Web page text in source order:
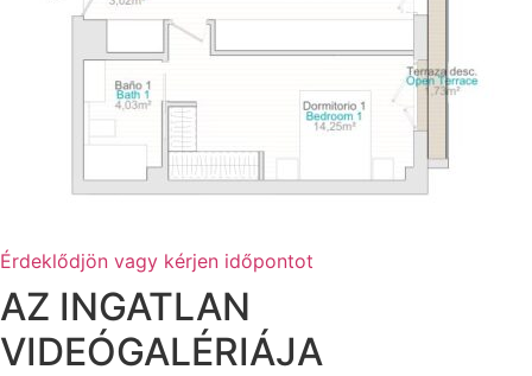
Érdeklődjön vagy kérjen időpontot
AZ INGATLAN
VIDEÓGALÉRIÁJA